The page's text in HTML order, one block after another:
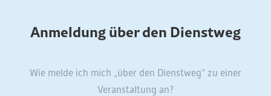
Anmeldung über den Dienstweg
Wie melde ich mich „über den Dienstweg“ zu einer
Veranstaltung an?